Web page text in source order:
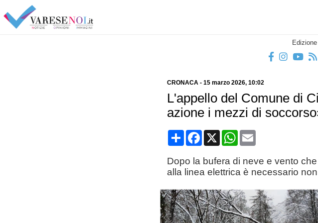
CRONACA- 15 marzo 2026, 10:02
L'appello del Comune di
azione i mezzi di
CondividiFacebook
X WhatsApp
Email
Dopo la bufera di neve e vento
alla linea elettrica è necessario